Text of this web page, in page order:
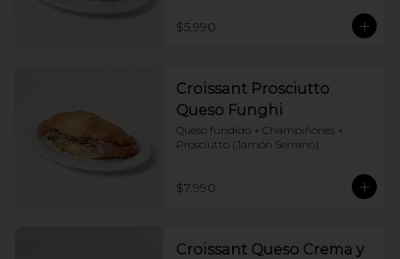
$5.990
Croissant Prosciutto
Queso Funghi
Queso fundido + Champiñones +
Prosciutto (Jamón Serrano)
$7.990
Croissant Queso Crema y